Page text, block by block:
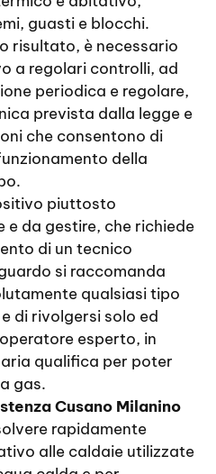
guasti e blocchi.
risultato, è necessario
a regolari controlli, ad
periodica e regolare,
prevista dalla legge e
che consentono di
della
piuttosto
da gestire, che richiede
di un tecnico
si raccomanda
qualsiasi tipo
di rivolgersi solo ed
esperto, in
qualifica per poter
gas.
Cusano Milanino
rapidamente
alle caldaie utilizzate